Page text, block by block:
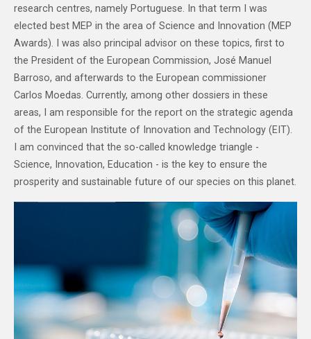
research centres, namely Portuguese. In that term I was
elected best MEP in the area of ​​Science and Innovation (MEP
Awards). I was also principal advisor on these topics, first to
the President of the European Commission, José Manuel
Barroso, and afterwards to the European commissioner
Carlos Moedas. Currently, among other dossiers in these
areas, I am responsible for the report on the strategic agenda
of the European Institute of Innovation and Technology (EIT).
I am convinced that the so-called knowledge triangle -
Science, Innovation, Education - is the key to ensure the
prosperity and sustainable future of our species on this planet.